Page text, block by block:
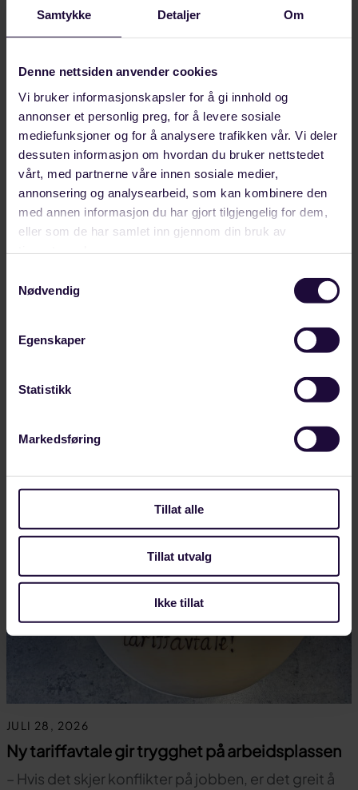
Samtykke Detaljer Om
Denne nettsiden anvender cookies
Vi bruker informasjonskapsler for å gi innhold og
annonser et personlig preg, for å levere sosiale
mediefunksjoner og for å analysere trafikken vår. Vi deler
dessuten informasjon om hvordan du bruker nettstedet
vårt, med partnerne våre innen sosiale medier,
annonsering og analysearbeid, som kan kombinere den
med annen informasjon du har gjort tilgjengelig for dem,
eller som de har samlet inn gjennom din bruk av
Nødvendig
Egenskaper
Statistikk
Markedsføring
Tillat alle
Tillat utvalg
Ikke tillat
AUGUST 04, 2026
Styrker europeisk industrisamarbeid fra
Helgeland
Framtidens industriarbeidsplasser sto på agendaen
da Forbundet Styrke inviterte Michael Vassiliadis,
leder for tyske IGBCE og president i IndustriAll
Europe,…
JULI 28, 2026
Ny tariffavtale gir trygghet på arbeidsplassen
– Hvis det skjer konflikter på jobben, er det greit å